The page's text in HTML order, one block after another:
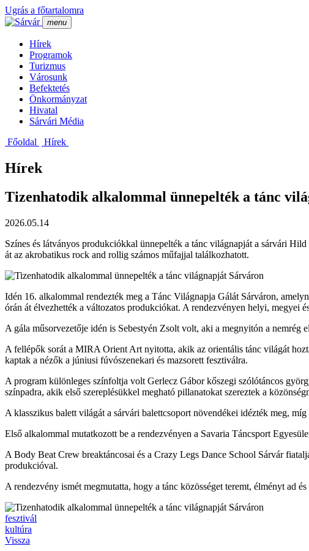
Ugrás a főtartalomra
menu
Hí­rek
Programok
Turizmus
Városunk
Befektetés
Önkormányzat
Hivatal
Sárvári Média
Főoldal
Hí­rek
Hírek
Tizenhatodik alkalommal ünnepelték a tánc
2026.05.14
Színes és látványos produkciókkal ünnepelték a tánc világnapját a sárvári
át az akrobatikus rock and rollig számos műfajjal találkozhatott.
Idén 16. alkalommal rendezték meg a Tánc Világnapja Gálát Sárváron,
órán át élvezhették a változatos produkciókat. A rendezvényen helyi, megyei
A gála műsorvezetője idén is Sebestyén Zsolt volt, aki a megnyitón a nemrég
A fellépők sorát a MIRA Orient Art nyitotta, akik az orientális tánc világát
kaptak a nézők a júniusi fúvószenekari és mazsorett fesztiválra.
A program különleges színfoltja volt Gerlecz Gábor kőszegi szólótáncos
színpadra, akik első szereplésükkel megható pillanatokat szereztek a
A klasszikus balett világát a sárvári balettcsoport növendékei idézték meg,
Első alkalommal mutatkozott be a rendezvényen a Savaria Táncsport
A Body Beat Crew breaktáncosai és a Crazy Legs Dance School Sárvár
produkcióval.
A rendezvény ismét megmutatta, hogy a tánc közösséget teremt, élményt ad
fesztivál
kultúra
Vissza